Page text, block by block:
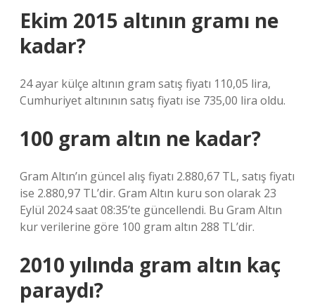
Ekim 2015 altının gramı ne
kadar?
24 ayar külçe altının gram satış fiyatı 110,05 lira,
Cumhuriyet altınının satış fiyatı ise 735,00 lira oldu.
100 gram altın ne kadar?
Gram Altın’ın güncel alış fiyatı 2.880,67 TL, satış fiyatı
ise 2.880,97 TL’dir. Gram Altın kuru son olarak 23
Eylül 2024 saat 08:35’te güncellendi. Bu Gram Altın
kur verilerine göre 100 gram altın 288 TL’dir.
2010 yılında gram altın kaç
paraydı?